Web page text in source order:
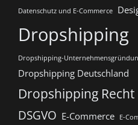
Datenschutz und E-Commerce
Dropshipping
Dropshipping-
Dropshipping Deutschland
Dropshipping Recht
DSGVO E-Commerce E-